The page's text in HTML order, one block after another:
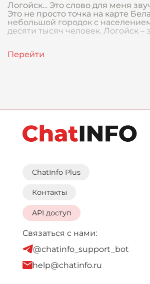
Логойск… Это слово для меня
Это не просто точка на карте
небольшой городок с
десяти тысяч человек. Логойск –
ChatInfo Plus
Контакты
API доступ
Связаться с нами:
@chatinfo_support_bot
help@chatinfo.ru